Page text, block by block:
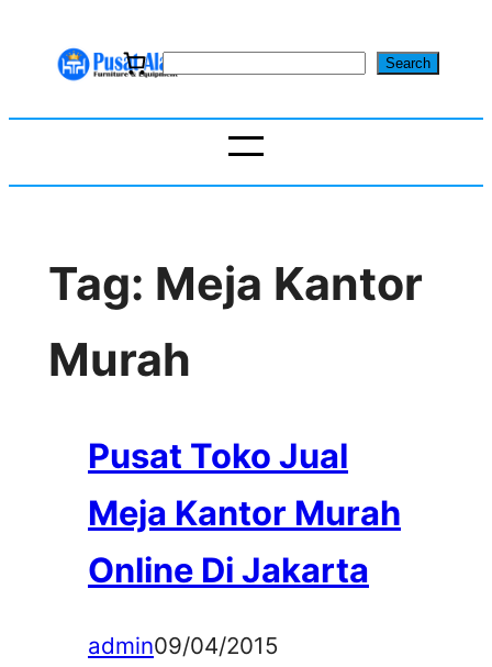
S
r
Search
Tag: Meja Kantor
Murah
Pusat Toko Jual
Meja Kantor Murah
Online Di Jakarta
admin09/04/2015